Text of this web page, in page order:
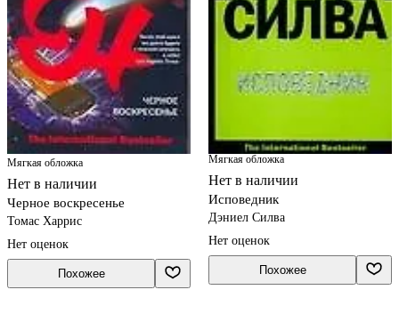
Мягкая обложка
Нет в наличии
Черное воскресенье
Томас Харрис
Нет оценок
Похожее
Мягкая обложка
Нет в наличии
Исповедник
Дэниел Силва
Нет оценок
Похожее